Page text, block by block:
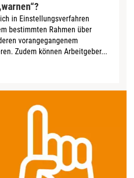
in Einstellungsverfahren
bestimmten Rahmen über
vorangegangenem
Zudem können Arbeitgeber...